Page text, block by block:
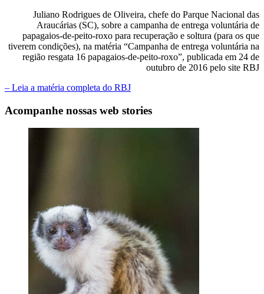
Juliano Rodrigues de Oliveira, chefe do Parque Nacional das
Araucárias (SC), sobre a campanha de entrega voluntária de
papagaios-de-peito-roxo para recuperação e soltura (para os que
tiverem condições), na matéria “Campanha de entrega voluntária na
região resgata 16 papagaios-de-peito-roxo”, publicada em 24 de
outubro de 2016 pelo site RBJ
– Leia a matéria completa do RBJ
Acompanhe nossas web stories